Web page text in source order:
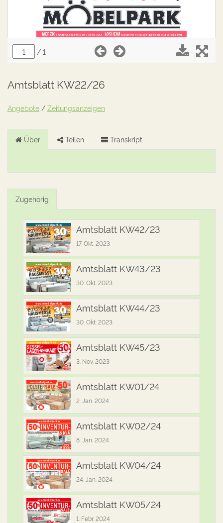
Amtsblatt KW22/26
Angebote / Zeitungsanzeigen
Über Teilen Transkript
Zugehörig
Amtsblatt KW42/23
17. Okt. 2023
Amtsblatt KW43/23
30. Okt. 2023
Amtsblatt KW44/23
30. Okt. 2023
Amtsblatt KW45/23
3. Nov. 2023
Amtsblatt KW01/24
2. Jan. 2024
Amtsblatt KW02/24
8. Jan. 2024
Amtsblatt KW04/24
24. Jan. 2024
Amtsblatt KW05/24
1. Febr. 2024